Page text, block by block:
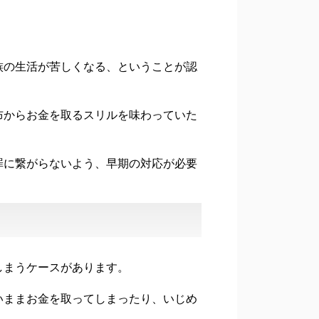
生活が苦しくなる、ということが認
らお金を取るスリルを味わっていた
繋がらないよう、早期の対応が必要
うケースがあります。
まお金を取ってしまったり、いじめ